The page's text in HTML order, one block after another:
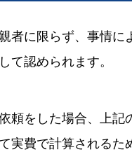
者に限らず、事情に
て認められます。
頼をした場合、上記
実費で計算されるた